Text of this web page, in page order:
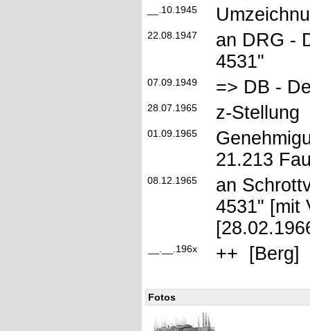
__.10.1945
22.08.1947
an DRG -
4531"
07.09.1949 => DB -
28.07.1965 z-Stellung
01.09.1965
21.213
08.12.1965
an
4531" [mit
__.__.196x ++ [Berg]
Fotos